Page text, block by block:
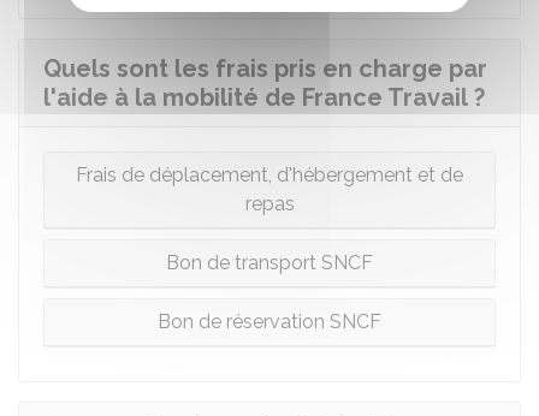
Quels sont les frais pris en charge par
l'aide à la mobilité de France Travail ?
Frais de déplacement, d'hébergement et de
repas
Bon de transport SNCF
Bon de réservation SNCF